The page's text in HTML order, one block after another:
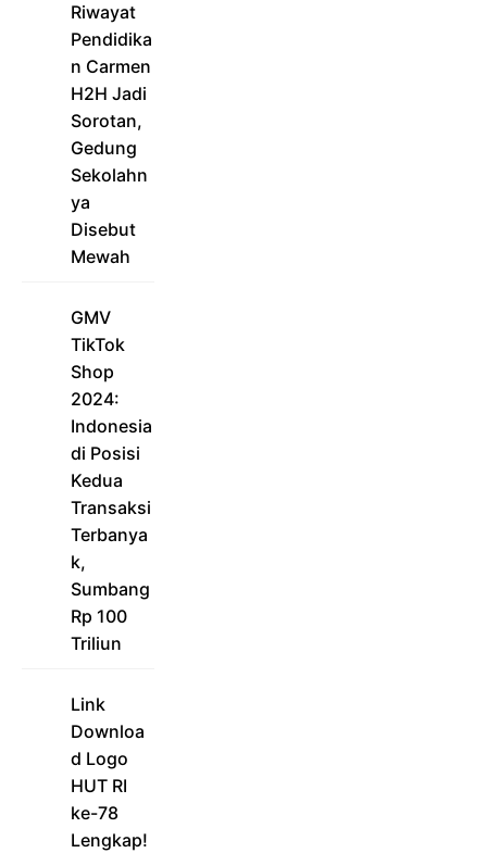
Riwayat
Pendidika
n Carmen
H2H Jadi
Sorotan,
Gedung
Sekolahn
ya
Disebut
Mewah
GMV
TikTok
Shop
2024:
Indonesia
di Posisi
Kedua
Transaksi
Terbanya
k,
Sumbang
Rp 100
Triliun
Link
Downloa
d Logo
HUT RI
ke-78
Lengkap!